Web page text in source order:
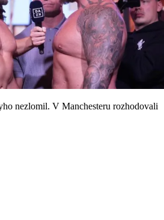
nezlomil. V Manchesteru rozhodovali